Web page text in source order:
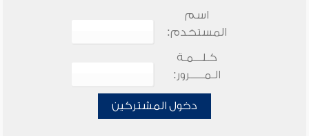
اسم
المستخدم:
كـلـــمـة
الـمـــــرور:
دخول المشتركين